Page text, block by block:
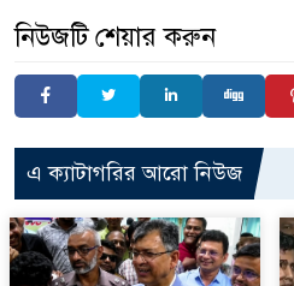
নিউজটি শেয়ার করুন
এ ক্যাটাগরির আরো নিউজ